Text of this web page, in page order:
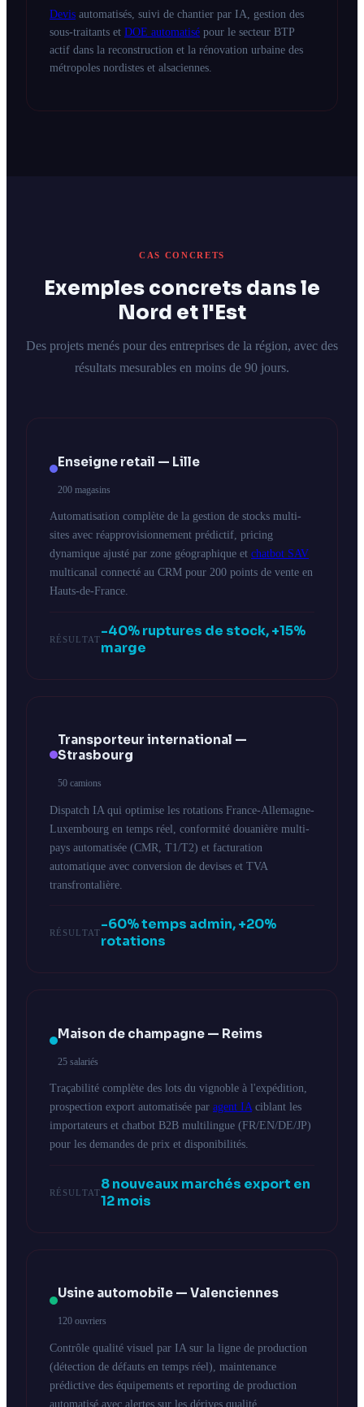
Devis automatisés, suivi de chantier par IA, gestion des
sous-traitants et DOE automatisé pour le secteur BTP
actif dans la reconstruction et la rénovation urbaine des
métropoles nordistes et alsaciennes.
CAS CONCRETS
Exemples concrets dans le
Nord et l'Est
Des projets menés pour des entreprises de la région, avec des
résultats mesurables en moins de 90 jours.
Enseigne retail — Lille
200 magasins
Automatisation complète de la gestion de stocks multi-
sites avec réapprovisionnement prédictif, pricing
dynamique ajusté par zone géographique et chatbot SAV
multicanal connecté au CRM pour 200 points de vente en
Hauts-de-France.
RÉSULTAT-40% ruptures de stock, +15%
marge
Transporteur international —
Strasbourg
50 camions
Dispatch IA qui optimise les rotations France-Allemagne-
Luxembourg en temps réel, conformité douanière multi-
pays automatisée (CMR, T1/T2) et facturation
automatique avec conversion de devises et TVA
transfrontalière.
RÉSULTAT-60% temps admin, +20%
rotations
Maison de champagne — Reims
25 salariés
Traçabilité complète des lots du vignoble à l'expédition,
prospection export automatisée par agent IAciblant les
importateurs et chatbot B2B multilingue (FR/EN/DE/JP)
pour les demandes de prix et disponibilités.
RÉSULTAT8 nouveaux marchés export en
12 mois
Usine automobile — Valenciennes
120 ouvriers
Contrôle qualité visuel par IA sur la ligne de production
(détection de défauts en temps réel), maintenance
prédictive des équipements et reporting de production
automatisé avec alertes sur les dérives qualité.